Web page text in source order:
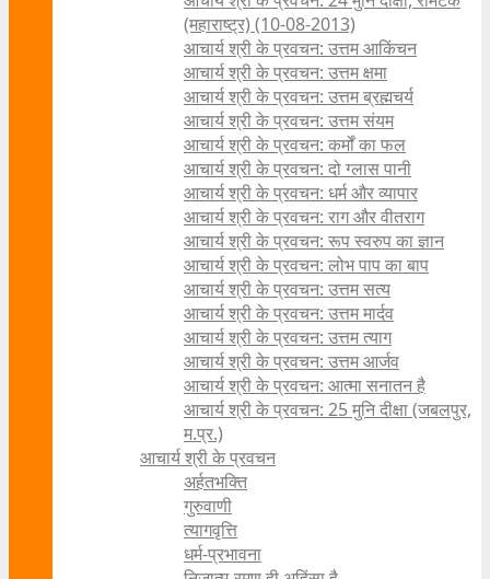
(महाराष्ट्र) (10-08-2013)
आचार्य श्री के प्रवचन: उत्तम आकिंचन
आचार्य श्री के प्रवचन: उत्तम क्षमा
आचार्य श्री के प्रवचन: उत्तम ब्रह्मचर्य
आचार्य श्री के प्रवचन: उत्तम संयम
आचार्य श्री के प्रवचन: कर्मों का फल
आचार्य श्री के प्रवचन: दो ग्लास पानी
आचार्य श्री के प्रवचन: धर्म और व्यापार
आचार्य श्री के प्रवचन: राग और वीतराग
आचार्य श्री के प्रवचन: रूप स्वरुप का ज्ञान
आचार्य श्री के प्रवचन: लोभ पाप का बाप
आचार्य श्री के प्रवचन: उत्तम सत्य
आचार्य श्री के प्रवचन: उत्तम मार्दव
आचार्य श्री के प्रवचन: उत्तम त्याग
आचार्य श्री के प्रवचन: उत्तम आर्जव
आचार्य श्री के प्रवचन: आत्मा सनातन है
आचार्य श्री के प्रवचन: 25 मुनि दीक्षा (जबलपुर,
म.प्र.)
आचार्य श्री के प्रवचन
अर्हतभक्ति
गुरुवाणी
त्यागवृत्ति
धर्म-प्रभावना